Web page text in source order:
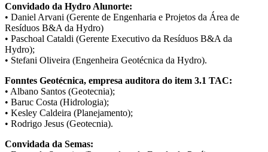
Convidado da Hydro Alunorte:
• Daniel Arvani (Gerente de Engenharia e Projetos da Área de
Resíduos B&A da Hydro)
• Paschoal Cataldi (Gerente Executivo da Resíduos B&A da
Hydro);
• Stefani Oliveira (Engenheira Geotécnica da Hydro).
Fonntes Geotécnica, empresa auditora do item 3.1 TAC:
• Albano Santos (Geotecnia);
• Baruc Costa (Hidrologia);
• Kesley Caldeira (Planejamento);
• Rodrigo Jesus (Geotecnia).
Convidada da Semas: